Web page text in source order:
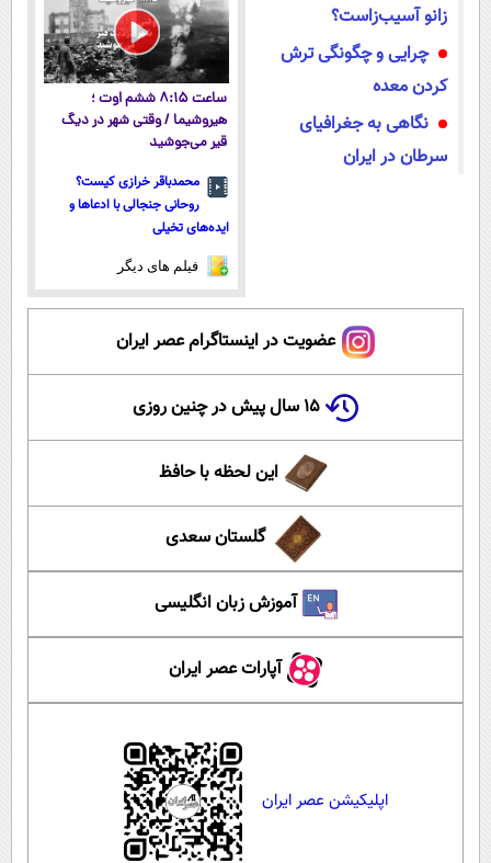
زانو آسیب‌زاست؟
چرایی و چگونگی ترش
کردن معده
نگاهی به جغرافیای
سرطان در ایران
ساعت ۸:۱۵ ششم اوت ؛
هیروشیما / وقتی شهر در دیگ
قیر می‌جوشید
محمدباقر خرازی کیست؟
روحانی جنجالی با ادعاها و
ایده‌های تخیلی
فیلم های دیگر
عضویت در اینستاگرام عصر ایران
۱۵ سال پیش در چنین روزی
این لحظه با حافظ
گلستان سعدی
آموزش زبان انگلیسی
آپارات عصر ایران
اپلیکیشن عصر ایران